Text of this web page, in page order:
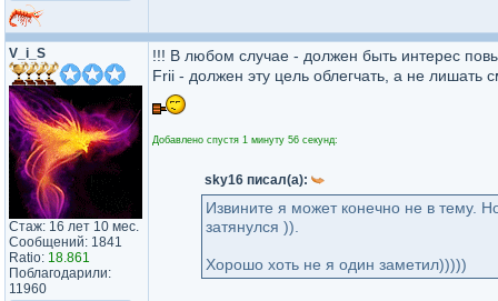
V_i_S
Стаж: 16 лет 10 мес.
Сообщений: 1841
Ratio: 18.861
Поблагодарили:
11960
!!! В любом случае - должен быть интерес
Frii - должен эту цель облегчать, а не лишать
Добавлено спустя 1 минуту 56 секунд:
sky16 писал(а):
Извините я может конечно не в тему.
затянулся )).
Хорошо хоть не я один заметил)))))